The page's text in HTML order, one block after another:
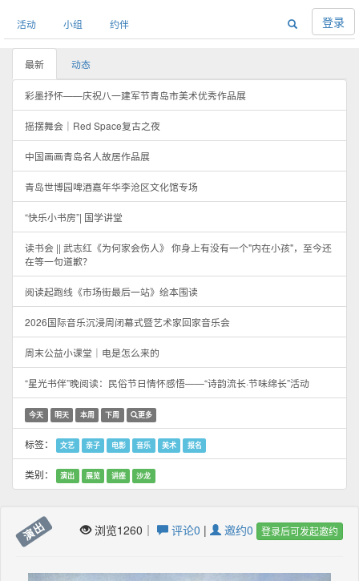
活动 小组 约伴 登录
最新 动态
彩墨抒怀——庆祝八一建军节青岛市美术优秀作品展
摇摆舞会｜Red Space复古之夜
中国画画青岛名人故居作品展
青岛世博园啤酒嘉年华李沧区文化馆专场
“快乐小书房”| 国学讲堂
读书会 || 武志红《为何家会伤人》 你身上有没有一个"内在小孩"，至今还
在等一句道歉？
阅读起跑线《市场街最后一站》绘本围读
2026国际音乐沉浸周闭幕式暨艺术家回家音乐会
周末公益小课堂｜电是怎么来的
“星光书伴”晚阅读：民俗节日情怀感悟——“诗韵流长·节味绵长”活动
今天 明天 本周 下周 更多
标签： 文艺 亲子 电影 音乐 美术 报名
类别： 演出 展览 讲座 沙龙
演出 浏览1260｜ 评论0 | 邀约0 登录后可发起邀约